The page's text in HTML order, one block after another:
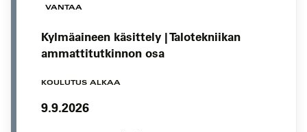
VANTAA
Kylmäaineen käsittely | Talotekniikan
ammattitutkinnon osa
KOULUTUS ALKAA
9.9.2026